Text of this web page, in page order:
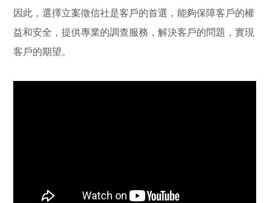
因此，選擇立案徵信社是客戶的首選，能夠保障客戶的權
益和安全，提供專業的調查服務，解決客戶的問題，實現
客戶的期望。